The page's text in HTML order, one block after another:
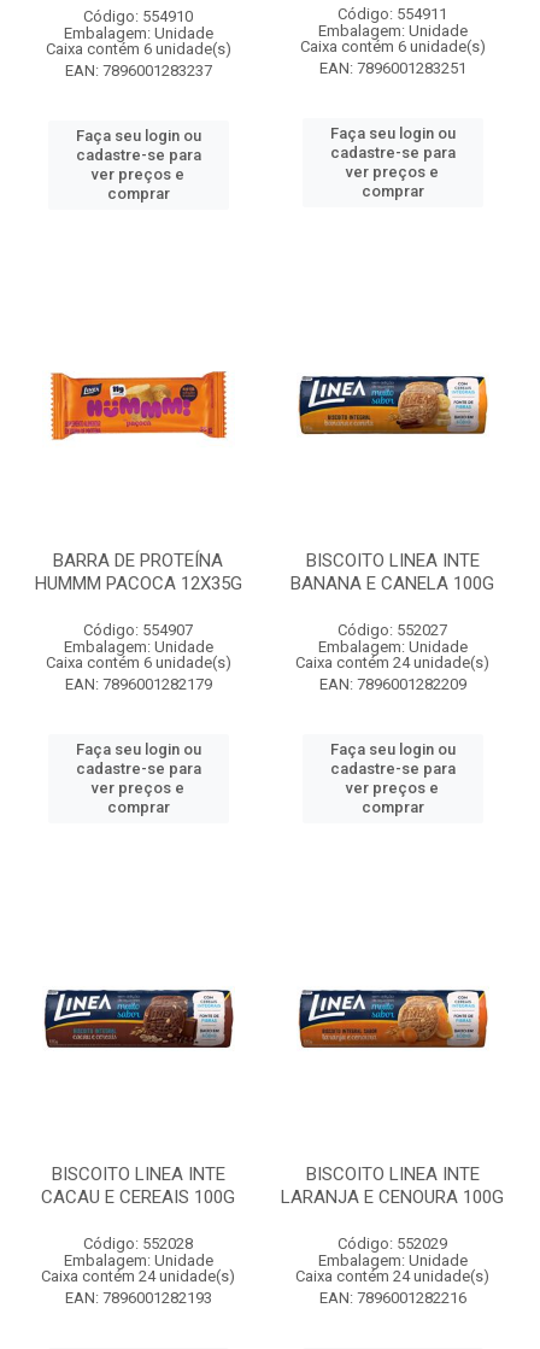
Código: 554910
Embalagem: Unidade
Caixa contém 6 unidade(s)
EAN: 7896001283237
Faça seu login ou
cadastre-se para
ver preços e
comprar
Código: 554911
Embalagem: Unidade
Caixa contém 6 unidade(s)
EAN: 7896001283251
Faça seu login ou
cadastre-se para
ver preços e
comprar
BARRA DE PROTEÍNA
HUMMM PACOCA 12X35G
Código: 554907
Embalagem: Unidade
Caixa contém 6 unidade(s)
EAN: 7896001282179
Faça seu login ou
cadastre-se para
ver preços e
comprar
BISCOITO LINEA INTE
BANANA E CANELA 100G
Código: 552027
Embalagem: Unidade
Caixa contém 24 unidade(s)
EAN: 7896001282209
Faça seu login ou
cadastre-se para
ver preços e
comprar
BISCOITO LINEA INTE
CACAU E CEREAIS 100G
Código: 552028
Embalagem: Unidade
Caixa contém 24 unidade(s)
EAN: 7896001282193
BISCOITO LINEA INTE
LARANJA E CENOURA 100G
Código: 552029
Embalagem: Unidade
Caixa contém 24 unidade(s)
EAN: 7896001282216